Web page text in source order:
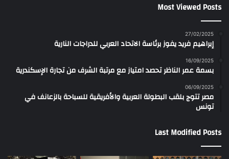
Most Viewed Posts
27/02/2025
إبراهيم فريد يفوز برئاسة الاتحاد العربي للدراجات النارية
16/09/2025
بسمة عمر الناظر تحصد امتياز مع مرتبة الشرف من تجارة الإسكندرية
06/09/2025
مصر تتوج بلقب البطولة العربية والأفريقية للسباحة بالزعانف في
تونس
Last Modified Posts